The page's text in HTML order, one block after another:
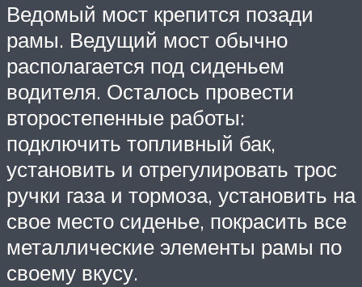
Ведомый мост крепится позади
рамы. Ведущий мост обычно
располагается под сиденьем
водителя. Осталось провести
второстепенные работы:
подключить топливный бак,
установить и отрегулировать трос
ручки газа и тормоза, установить на
свое место сиденье, покрасить все
металлические элементы рамы по
своему вкусу.